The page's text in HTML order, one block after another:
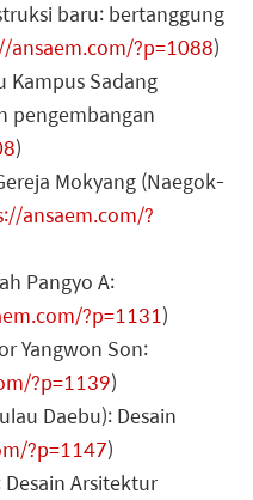
baru: bertanggung
ansaem.com/?p=1088)
Kampus Sadang
pengembangan
)
Mokyang (Naegok-
ansaem.com/?
Pangyo A:
?p=1131)
Yangwon Son:
?p=1139)
Daebu): Desain
?p=1147)
Desain Arsitektur